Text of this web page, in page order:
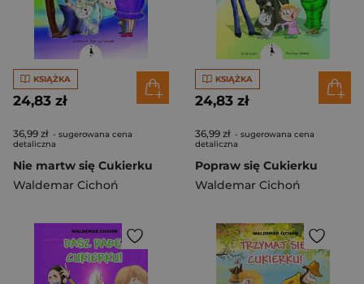
KSIĄŻKA
24,83 zł
36,99 zł - sugerowana cena
detaliczna
Nie martw się Cukierku
Waldemar Cichoń
KSIĄŻKA
24,83 zł
36,99 zł - sugerowana cena
detaliczna
Popraw się Cukierku
Waldemar Cichoń